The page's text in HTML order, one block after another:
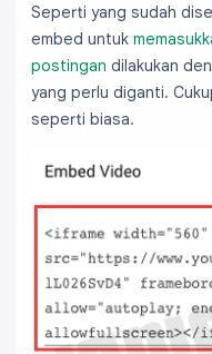
Seperti yang sudah
embed untuk
postingan dilakukan
yang perlu diganti.
seperti biasa.